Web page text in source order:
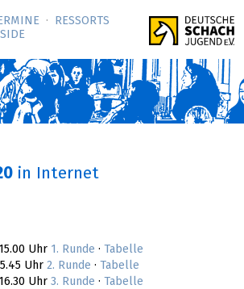
RESSORTS
in Internet
Uhr 1. Runde ·
Tabelle
Uhr 2. Runde ·
Tabelle
Uhr 3. Runde ·
Tabelle